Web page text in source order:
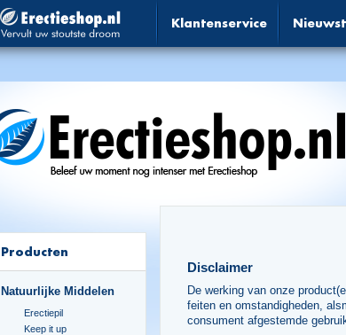
Klantenservice
Producten
Natuurlijke Middelen
Erectiepil
Keep it up
Disclaimer
De werking van onze
feiten en omstandigheden,
consument afgestemde